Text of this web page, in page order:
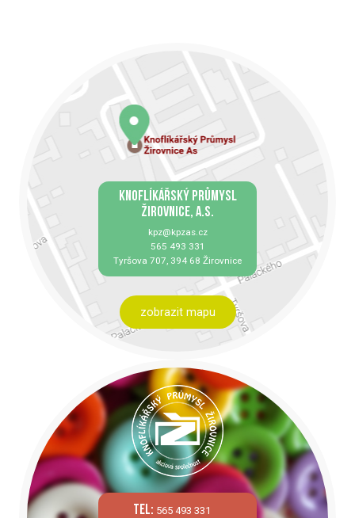
KNOFLÍKÁŘSKÝ PRŮMYSL
ŽIROVNICE, A.S.
kpz@kpzas.cz
565 493 331
Tyršova 707, 394 68 Žirovnice
zobrazit mapu
tel: 565 493 331